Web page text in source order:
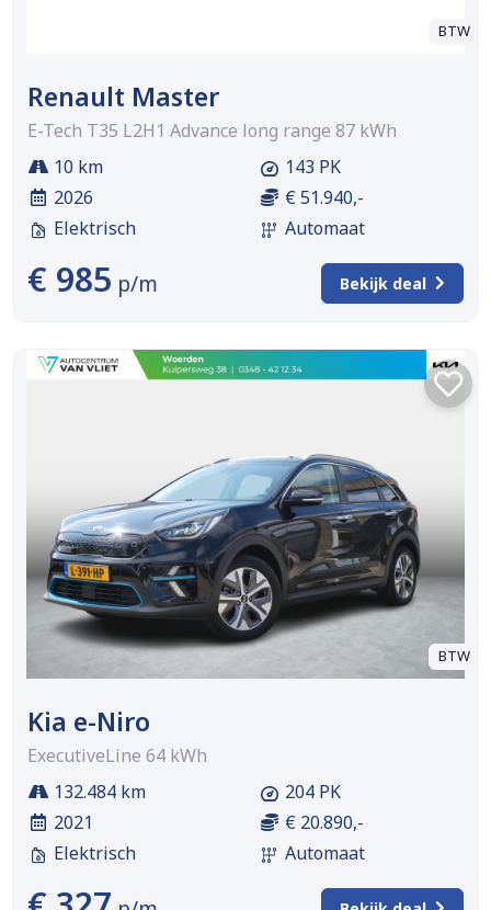
BTW
Renault Master
E-Tech T35 L2H1 Advance long range 87 kWh
10 km
2026
Elektrisch
143 PK
€ 51.940,-
Automaat
€ 985 p/m Bekijk deal
BTW
Kia e-Niro
ExecutiveLine 64 kWh
132.484 km
2021
Elektrisch
204 PK
€ 20.890,-
Automaat